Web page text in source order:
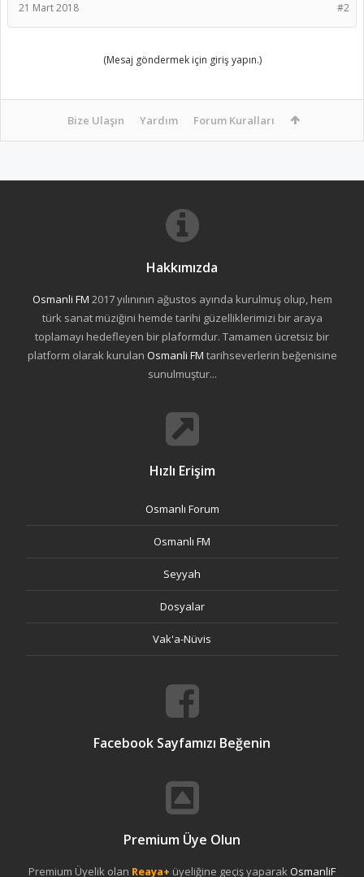
#2
21 Mart 2018
(Mesaj göndermek için giriş yapın.)
Bize Ulaşın Yardım Forum Kuralları
Hakkımızda
Osmanli FM 2017 yılınının ağustos ayında kurulmuş olup, hem
türk sanat müziğini hemde tarihi güzelliklerimizi bir araya
toplamayı hedefleyen bir plaformdur. Tamamen ücretsiz bir
platform olarak kurulan Osmanli FM tarihseverlerin beğenisine
sunulmuştur...
Hızlı Erişim
Osmanlı Forum
Osmanlı FM
Seyyah
Dosyalar
Vak'a-Nüvis
Facebook Sayfamızı Beğenin
Premium Üye Olun
Premium Üyelik olan Reaya+ üyeliğine geçiş yaparakOsmanliF